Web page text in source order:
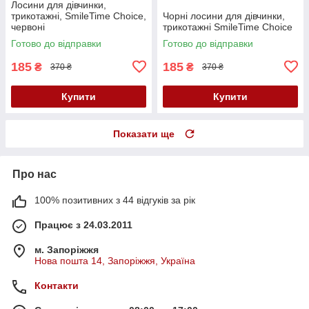
Лосини для дівчинки,
трикотажні, SmileTime Choice,
червоні
Готово до відправки
185 ₴ 370 ₴
Купити
Чорні лосини для дівчинки,
трикотажні SmileTime Choice
Готово до відправки
185 ₴ 370 ₴
Купити
Показати ще
Про нас
100% позитивних з 44 відгуків за рік
Працює з 24.03.2011
м. Запоріжжя
Нова пошта 14, Запоріжжя, Україна
Контакти